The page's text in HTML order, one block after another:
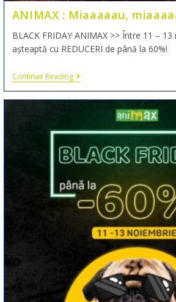
ANIMAX : Miaaaaau,
BLACK FRIDAY ANIMAX >> Între 11 –
așteaptă cu REDUCERI de până la 60%!
Continue Reading